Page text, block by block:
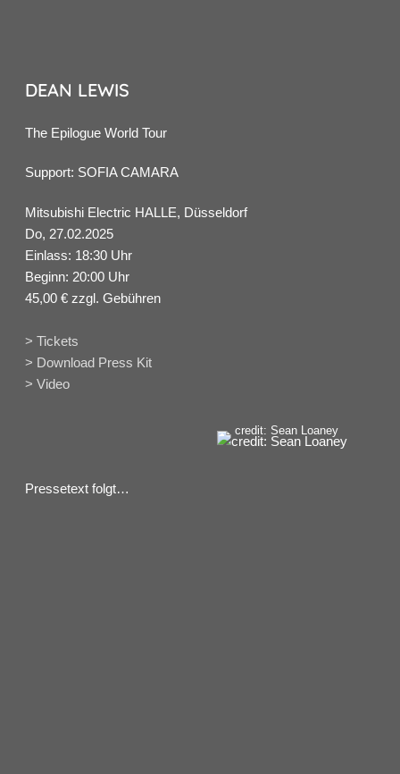
DEAN LEWIS
The Epilogue World Tour
Support: SOFIA CAMARA
Mitsubishi Electric HALLE, Düsseldorf
Do, 27.02.2025
Einlass: 18:30 Uhr
Beginn: 20:00 Uhr
45,00 € zzgl. Gebühren
> Tickets
> Download Press Kit
> Video
credit: Sean Loaney
Pressetext folgt…